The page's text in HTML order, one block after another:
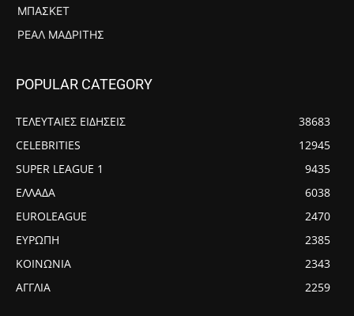
ΜΠΆΣΚΕΤ
ΡΕΆΛ ΜΑΔΡΊΤΗΣ
POPULAR CATEGORY
ΤΕΛΕΥΤΑΙΕΣ ΕΙΔΗΣΕΙΣ
38683
CELEBRITIES
12945
SUPER LEAGUE 1
9435
ΕΛΛΑΔΑ
6038
EUROLEAGUE
2470
ΕΥΡΩΠΗ
2385
ΚΟΙΝΩΝΙΑ
2343
ΑΓΓΛΙΑ
2259